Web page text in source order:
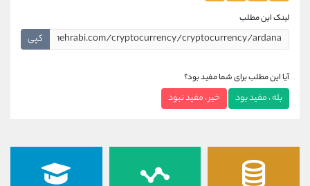
لینک این مطلب
کپی
آیا این مطلب برای شما مفید بود؟
بله ، مفید بود خیر ، مفید نبود